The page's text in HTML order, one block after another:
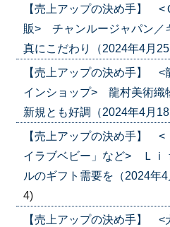
【売上アップの決め手】
販> チャンルージャパン／
真にこだわり（2024年4月
【売上アップの決め手】 <
インショップ> 龍村美術織
新規とも好調（2024年4月
【売上アップの決め手】 <
イラブベビー」など> Ｌｉ
ルのギフト需要を（2024年
4)
【売上アップの決め手】